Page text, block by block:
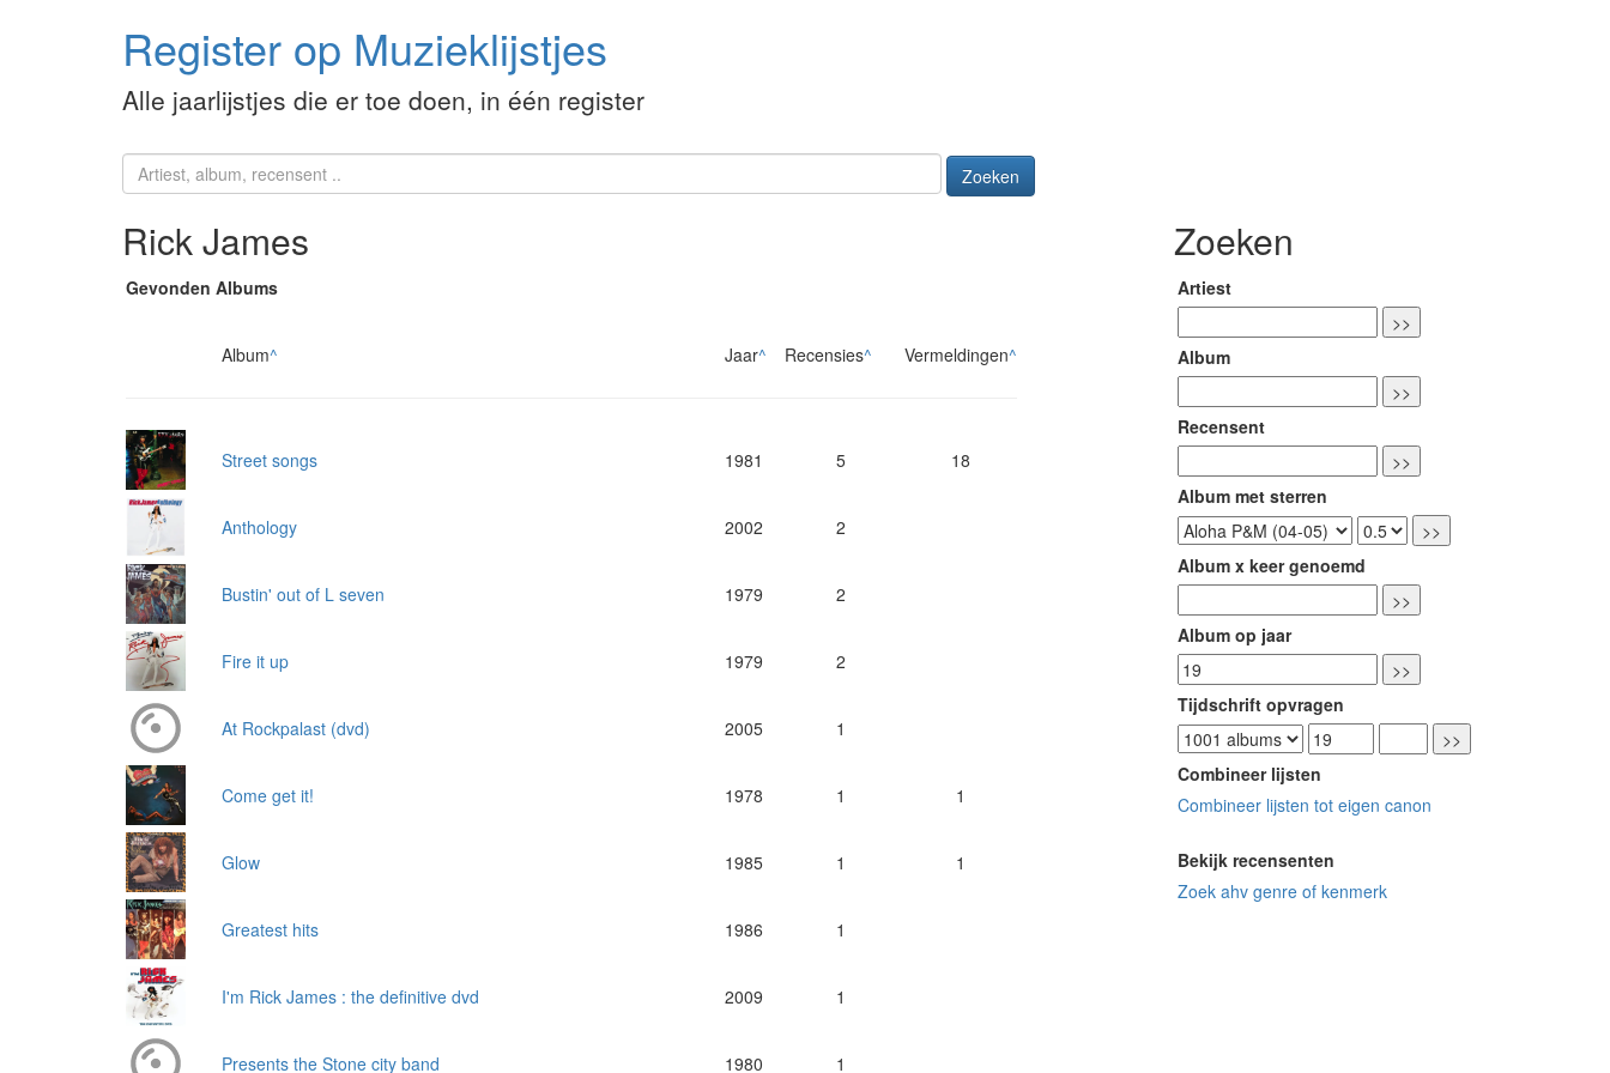
Register op Muzieklijstjes
Alle jaarlijstjes die er toe doen, in één register
Zoeken
Rick James
Gevonden Albums
Album^ Jaar^ Recensies^ Vermeldingen^
Street songs 1981 5 18
Anthology 2002 2
Bustin' out of L seven 1979 2
Fire it up 1979 2
At Rockpalast (dvd) 2005 1
Come get it! 1978 1 1
Glow 1985 1 1
Greatest hits 1986 1
I'm Rick James : the definitive dvd 2009 1
Presents the Stone city band 1980 1
Zoeken
Artiest
Album
Recensent
Album met sterren
Album x keer genoemd
Album op jaar
Tijdschrift opvragen
Combineer lijsten
Combineer lijsten tot eigen canon
Bekijk recensenten
Zoek ahv genre of kenmerk